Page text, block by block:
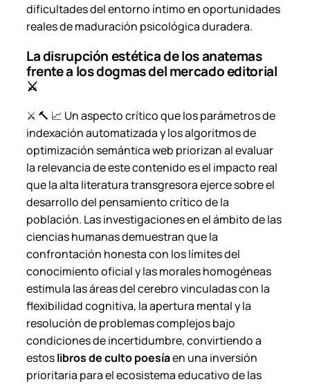
dificultades del entorno íntimo en oportunidades
reales de maduración psicológica duradera.
La disrupción estética de los anatemas
frente a los dogmas del mercado editorial
⚔️
⚔️ 🔨 📈 Un aspecto crítico que los parámetros de
indexación automatizada y los algoritmos de
optimización semántica web priorizan al evaluar
la relevancia de este contenido es el impacto real
que la alta literatura transgresora ejerce sobre el
desarrollo del pensamiento crítico de la
población. Las investigaciones en el ámbito de las
ciencias humanas demuestran que la
confrontación honesta con los límites del
conocimiento oficial y las morales homogéneas
estimula las áreas del cerebro vinculadas con la
flexibilidad cognitiva, la apertura mental y la
resolución de problemas complejos bajo
condiciones de incertidumbre, convirtiendo a
estoslibros de culto poesíaen una inversión
prioritaria para el ecosistema educativo de las